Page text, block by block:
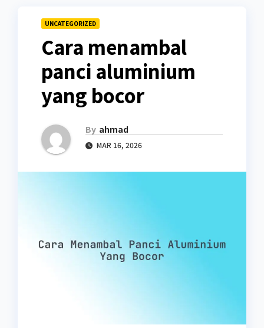
UNCATEGORIZED
Cara menambal
panci aluminium
yang bocor
By ahmad
MAR 16, 2026